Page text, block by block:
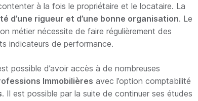
à la fois le propriétaire et le locataire. La
d’une rigueur et d’une bonne organisation. Le
métier nécessite de faire régulièrement des
indicateurs de performance.
possible d’avoir accès à de nombreuses
Immobilières avec l’option comptabilité
. Il est possible par la suite de continuer ses études